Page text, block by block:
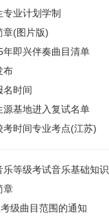
业计划学制
章(图片版)
即兴伴奏曲目清单
布
名时间
基地进入复试名单
时间专业考点(江苏)
等级考试音乐基础知
章
级曲目范围的通知